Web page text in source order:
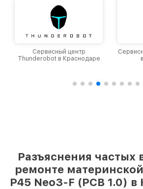
Сервисный центр
Thunderobot в Краснодаре
Разъяснения частых
ремонте
P45 Neo3-F (PCB 1.0)